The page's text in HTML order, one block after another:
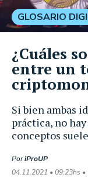
Si bien ambas
práctica, no
conceptos
PoriProUP
04.11.2021 • 09:23hs
GLOSARIO
¿Cuáles
entre un